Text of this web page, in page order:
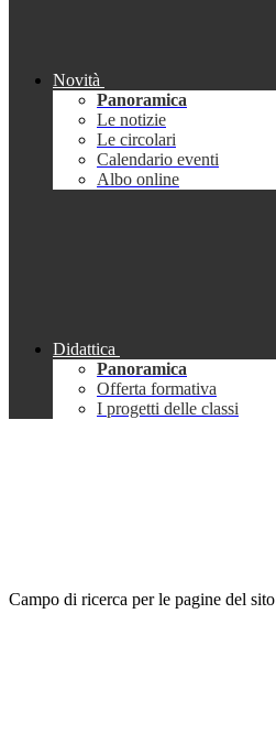
Novità
Panoramica
Le notizie
Le circolari
Calendario eventi
Albo online
Didattica
Panoramica
Offerta formativa
I progetti delle classi
Campo di ricerca per le pagine del sito